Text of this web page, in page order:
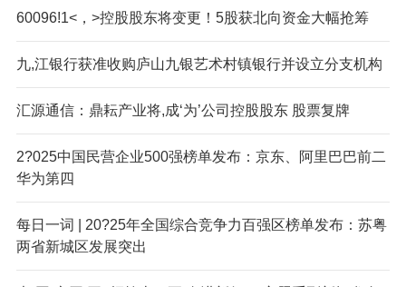
60096!1<，>控股股东将变更！5股获北向资金大幅抢筹
九,江银行获准收购庐山九银艺术村镇银行并设立分支机构
汇源通信：鼎耘产业将,成‘为’公司控股股东 股票复牌
2?025中国民营企业500强榜单发布：京东、阿里巴巴前二
华为第四
每日一词 | 20?25年全国综合竞争力百强区榜单发布：苏粤
两省新城区发展突出